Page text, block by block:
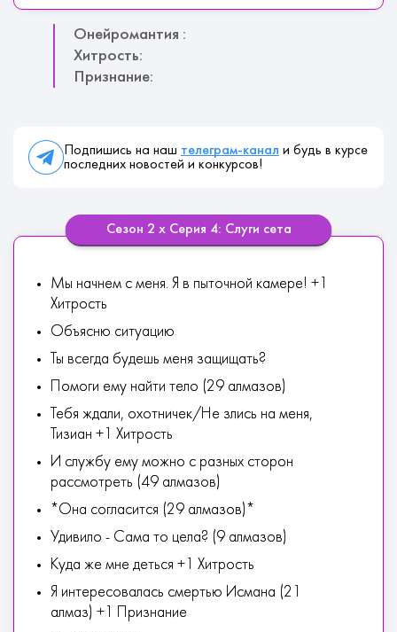
Онейромантия :
Хитрость:
Признание:
Подпишись на наш телеграм-канал и будь в курсе
последних новостей и конкурсов!
Сезон 2 х Серия 4: Слуги сета
Мы начнем с меня. Я в пыточной камере! +1
Хитрость
Объясню ситуацию
Ты всегда будешь меня защищать?
Помоги ему найти тело (29 алмазов)
Тебя ждали, охотничек/Не злись на меня,
Тизиан +1 Хитрость
И службу ему можно с разных сторон
рассмотреть (49 алмазов)
*Она согласится (29 алмазов)*
Удивило - Сама то цела? (9 алмазов)
Куда же мне деться +1 Хитрость
Я интересовалась смертью Исмана (21
алмаз) +1 Признание